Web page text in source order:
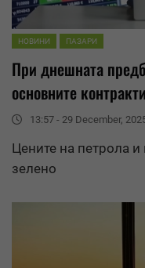
НОВИНИ ПАЗАРИ
При днешната
основните
13:57 - 29 December,
Цените на петрола и
зелено